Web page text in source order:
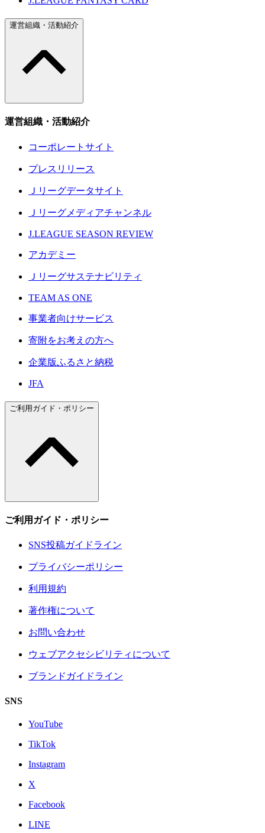
運営組織・活動紹介
運営組織・活動紹介
コーポレートサイト
プレスリリース
Ｊリーグデータサイト
Ｊリーグメディアチャンネル
J.LEAGUE SEASON REVIEW
アカデミー
Ｊリーグサステナビリティ
TEAM AS ONE
事業者向けサービス
寄附をお考えの方へ
企業版ふるさと納税
JFA
ご利用ガイド・ポリシー
ご利用ガイド・ポリシー
SNS投稿ガイドライン
プライバシーポリシー
利用規約
著作権について
お問い合わせ
ウェブアクセシビリティについて
ブランドガイドライン
SNS
YouTube
TikTok
Instagram
X
Facebook
LINE